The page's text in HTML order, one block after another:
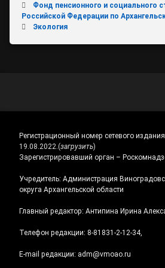
Фонд пенсионного и социального
Российской Федерации по
Экология
Регистрационный номер сетевого
19.08.2022. (загрузить)
Зарегистрировавший орган –
Учредитель: Администрация
округа Архангельской области
Главный редактор: Антипина Ирина
Телефон редакции: 8-81831-2-12-34,
E-mail редакции: adm@vmoao.ru